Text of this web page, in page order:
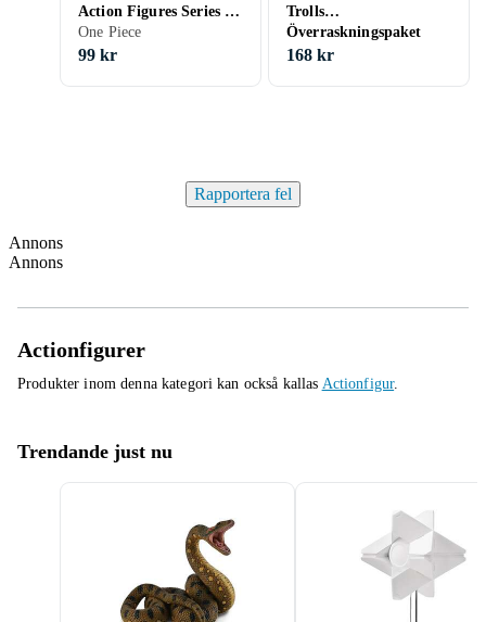
Action Figures Series 1
6cm
One Piece
99 kr
Trolls
Överraskningspaket
168 kr
Rapportera fel
Annons
Annons
Actionfigurer
Produkter inom denna kategori kan också kallas Actionfigur.
Trendande just nu